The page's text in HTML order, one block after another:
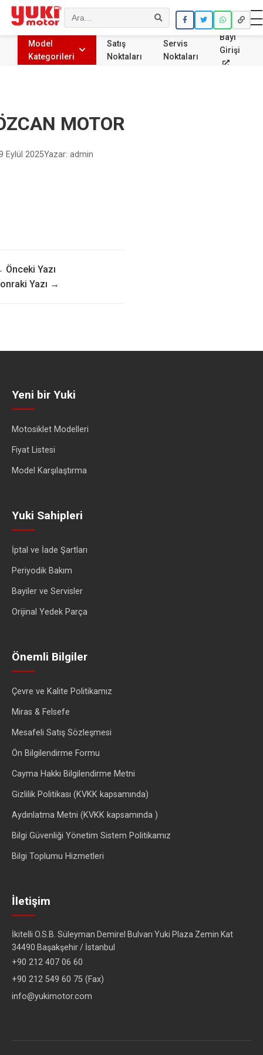
Ara
Model
Kategorileri
Satış
Noktaları
Servis
Noktaları
Bayi
Girişi
MOTOR
Eylül 2025Yazar: admin
Önceki Yazı
Yazı →
Yeni bir Yuki
Motosiklet Modelleri
Fiyat Listesi
Model Karşılaştırma
Yuki Sahipleri
İptal ve İade Şartları
Periyodik Bakım
Bayiler ve Servisler
Orijinal Yedek Parça
Önemli Bilgiler
Çevre ve Kalite Politikamız
Miras & Felsefe
Mesafeli Satış Sözleşmesi
Ön Bilgilendirme Formu
Cayma Hakkı Bilgilendirme Metni
Gizlilik Politikası (KVKK kapsamında)
Aydınlatma Metni (KVKK kapsamında )
Bilgi Güvenliği Yönetim Sistem Politikamız
Bilgi Toplumu Hizmetleri
İletişim
İkitelli O.S.B. Süleyman Demirel Bulvarı Yuki Plaza Zemin Kat
34490 Başakşehir / İstanbul
+90 212 407 06 60
+90 212 549 60 75 (Fax)
info@yukimotor.com